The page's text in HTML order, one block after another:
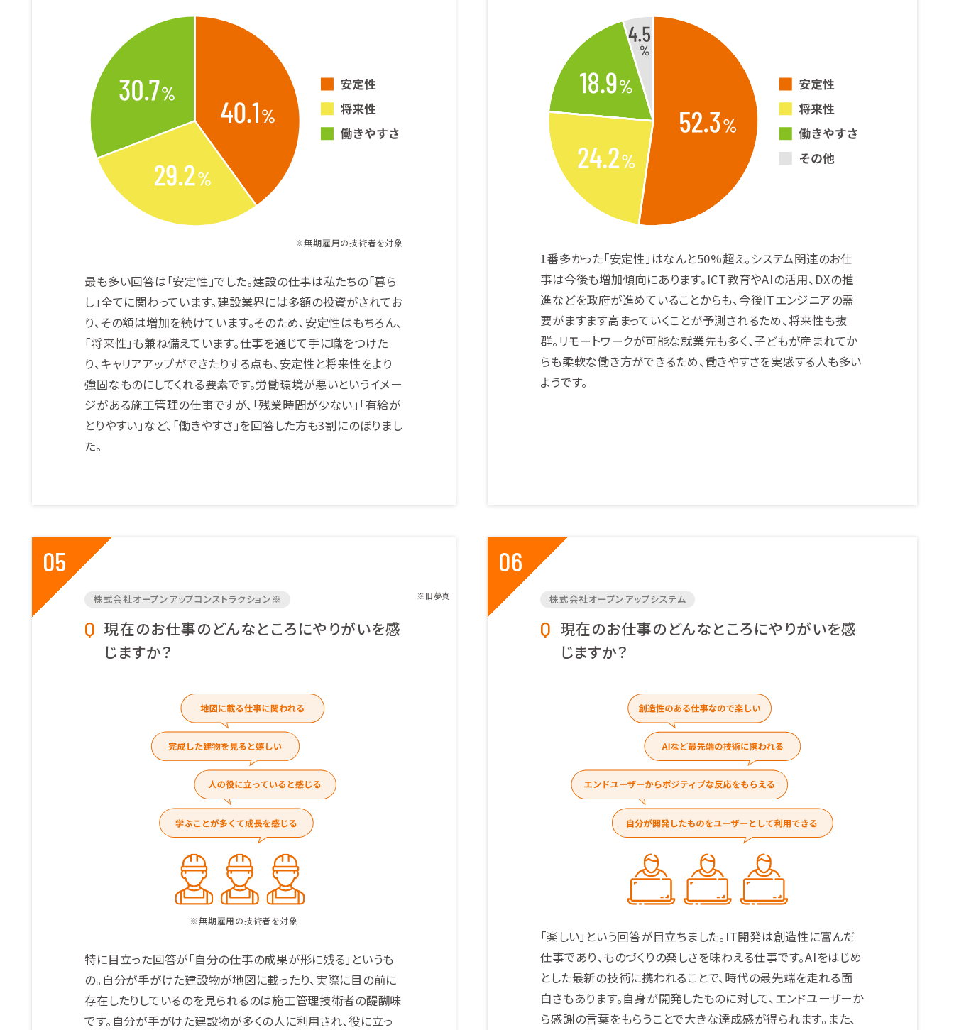
※無期雇用の技術者を対象
最も多い回答は「安定性」でした。建設の仕事は私たちの「暮ら
し」全てに関わっています。建設業界には多額の投資がされてお
り、その額は増加を続けています。そのため、安定性はもちろん、
「将来性」も兼ね備えています。仕事を通じて手に職をつけた
り、キャリアアップができたりする点も、安定性と将来性をより
強固なものにしてくれる要素です。労働環境が悪いというイメー
ジがある施工管理の仕事ですが、「残業時間が少ない」「有給が
とりやすい」など、「働きやすさ」を回答した方も3割にのぼりまし
た。
1番多かった「安定性」はなんと50%超え。システム関連のお仕
事は今後も増加傾向にあります。ICT教育やAIの活用、DXの推
進などを政府が進めていることからも、今後ITエンジニアの需
要がますます高まっていくことが予測されるため、将来性も抜
群。リモートワークが可能な就業先も多く、子どもが産まれてか
らも柔軟な働き方ができるため、働きやすさを実感する人も多い
ようです。
05
株式会社オープンアップコンストラクション※ ※旧夢真
現在のお仕事のどんなところにやりがいを感
じますか？
※無期雇用の技術者を対象
特に目立った回答が「自分の仕事の成果が形に残る」というも
の。自分が手がけた建設物が地図に載ったり、実際に目の前に
存在したりしているのを見られるのは施工管理技術者の醍醐味
です。自分が手がけた建設物が多くの人に利用され、役に立っ
06
株式会社オープンアップシステム
現在のお仕事のどんなところにやりがいを感
じますか？
「楽しい」という回答が目立ちました。IT開発は創造性に富んだ
仕事であり、ものづくりの楽しさを味わえる仕事です。AIをはじめ
とした最新の技術に携われることで、時代の最先端を走れる面
白さもあります。自身が開発したものに対して、エンドユーザーか
ら感謝の言葉をもらうことで大きな達成感が得られます。また、